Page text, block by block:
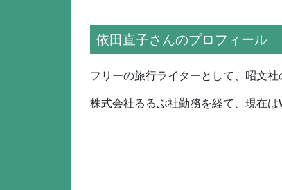
依田直子さんのプロフィール
フリーの旅行ライターとして、昭文
株式会社るるぶ社勤務を経て、現在は